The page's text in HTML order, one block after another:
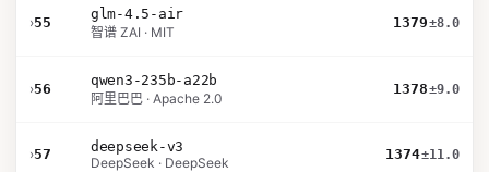
›55
glm-4.5-air
智谱 ZAI · MIT
1379±8.0
›56
qwen3-235b-a22b
阿里巴巴 · Apache 2.0
1378±9.0
›57
deepseek-v3
DeepSeek · DeepSeek
1374±11.0